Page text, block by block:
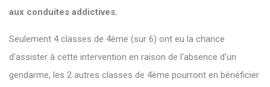
aux conduites addictives.
Seulement 4 classes de 4ème (sur 6) ont eu la chance
d'assister à cette intervention en raison de l'absence d'un
gendarme, les 2 autres classes de 4ème pourront en bénéficier